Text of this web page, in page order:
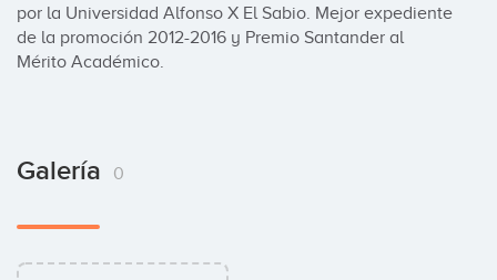
por la Universidad Alfonso X El Sabio. Mejor expediente
de la promoción 2012-2016 y Premio Santander al
Mérito Académico.
Galería 0